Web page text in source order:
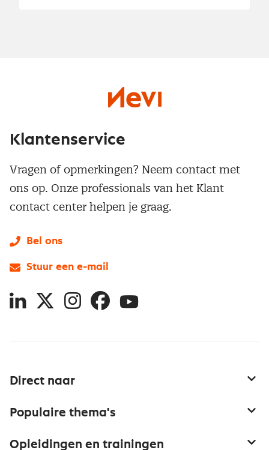
Direct naar
Populaire thema's
Opleidingen en trainingen
Klantenservice
Vragen of opmerkingen? Neem contact met
ons op. Onze professionals van het Klant
contact center helpen je graag.
Bel ons
Stuur een e-mail
LinkedIn
X InstagramFacebookYouTube